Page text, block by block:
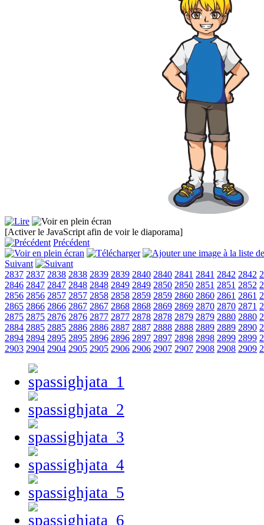
[Activer le JavaScript afin de voir le diaporama]
Précédent
Suivant
2837 2837 2838 2838 2839 2839 2840 2840 2841 2841 2842 2842
2846 2847 2847 2848 2848 2849 2849 2850 2850 2851 2851 2852
2856 2856 2857 2857 2858 2858 2859 2859 2860 2860 2861 2861
2865 2866 2866 2867 2867 2868 2868 2869 2869 2870 2870 2871
2875 2875 2876 2876 2877 2877 2878 2878 2879 2879 2880 2880
2884 2885 2885 2886 2886 2887 2887 2888 2888 2889 2889 2890
2894 2894 2895 2895 2896 2896 2897 2897 2898 2898 2899 2899
2903 2904 2904 2905 2905 2906 2906 2907 2907 2908 2908 2909